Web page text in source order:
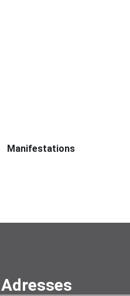
Manifestations
Adresses